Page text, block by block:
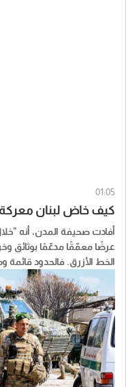
01:05
كيف خاض لبنان معركة
أفادت صحيفة المدن، أنه
الخط الأزرق. فالحدود قائمة
ترسيم، وإنما تثبيت ميداني
المعترف بها. حصل العرض
اللبناني على تركيز النقاش
الحدودية، في وقت لا تزال
والنقاط داخل الأراضي